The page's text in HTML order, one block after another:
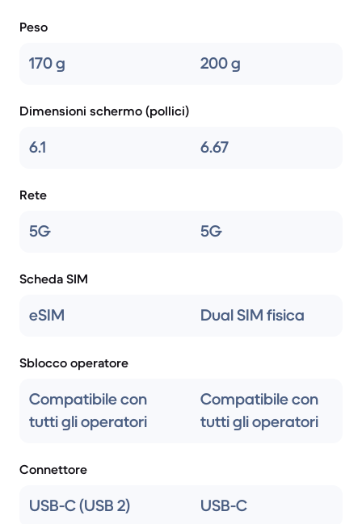
Peso
170 g 200 g
Dimensioni schermo (pollici)
6.1 6.67
Rete
5G 5G
Scheda SIM
eSIM Dual SIM fisica
Sblocco operatore
Compatibile con
tutti gli operatori
Compatibile con
tutti gli operatori
Connettore
USB-C (USB 2) USB-C